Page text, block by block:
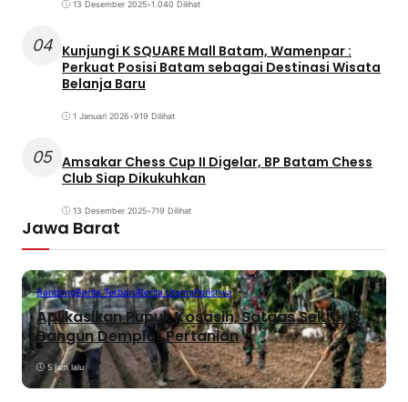
13 Desember 2025•1.040 Dilihat
04 Kunjungi K SQUARE Mall Batam, Wamenpar :
Perkuat Posisi Batam sebagai Destinasi Wisata
Belanja Baru
1 Januari 2026•919 Dilihat
05 Amsakar Chess Cup II Digelar, BP Batam Chess
Club Siap Dikukuhkan
13 Desember 2025•719 Dilihat
Jawa Barat
BandungBerita TerbaruBerita UtamaPeristiwa
Aplikasikan Pupuk Kosasih, Satgas Sektor 8
Bangun Demplot Pertanian
5 jam lalu